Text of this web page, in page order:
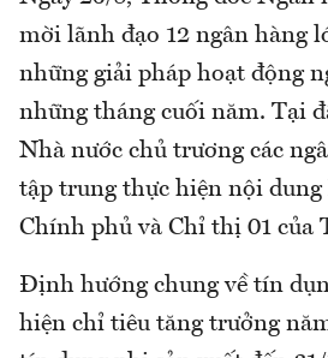
mời lãnh đạo 12 ngân hàng
những giải pháp hoạt động
những tháng cuối năm. Tại
Nhà nước chủ trương các
tập trung thực hiện nội dung
Chính phủ và Chỉ thị 01 của
Định hướng chung về tín
hiện chỉ tiêu tăng trưởng